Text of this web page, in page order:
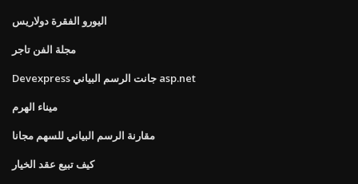
اليورو الفقرة دولاريس
مجلة الفن تاجر
Devexpress جانت الرسم البياني asp.net
ميناء الهرم
مقارنة الرسم البياني للسهم مجانا
كيف تبيع عقد الخيار